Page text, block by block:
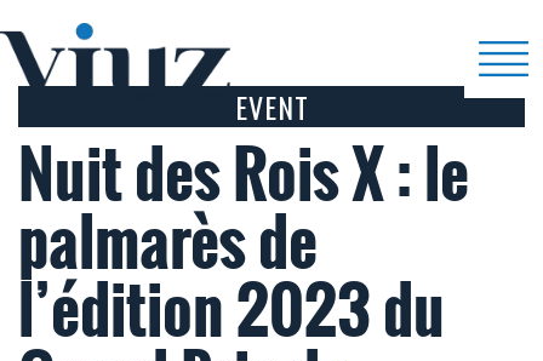
EVENT
Nuit des Rois X : le
palmarès de
l’édition 2023 du